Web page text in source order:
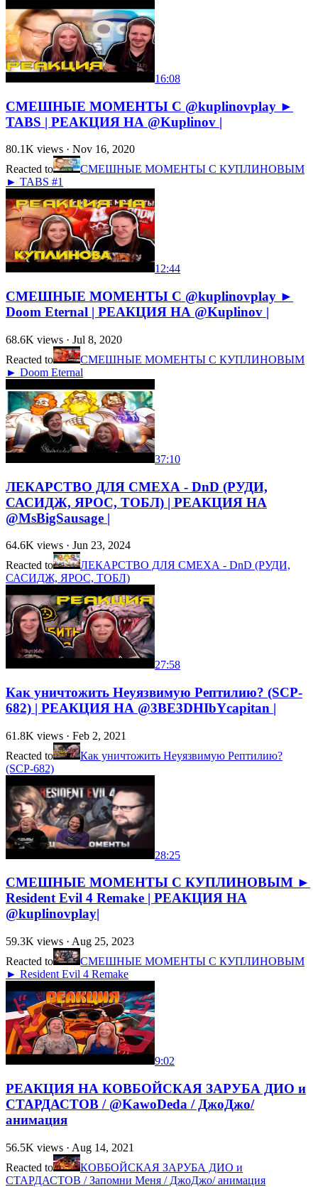
16:08
СМЕШНЫЕ МОМЕНТЫ С @kuplinovplay ►
TABS | РЕАКЦИЯ НА @Kuplinov |
80.1K views · Nov 16, 2020
Reacted to
СМЕШНЫЕ МОМЕНТЫ С КУПЛИНОВЫМ
► TABS #1
12:44
СМЕШНЫЕ МОМЕНТЫ С @kuplinovplay ►
Doom Eternal | РЕАКЦИЯ НА @Kuplinov |
68.6K views · Jul 8, 2020
Reacted to
СМЕШНЫЕ МОМЕНТЫ С КУПЛИНОВЫМ
► Doom Eternal
37:10
ЛЕКАРСТВО ДЛЯ СМЕХА - DnD (РУДИ,
САСИДЖ, ЯРОС, ТОБЛ) | РЕАКЦИЯ НА
@MsBigSausage |
64.6K views · Jun 23, 2024
Reacted to
ЛЕКАРСТВО ДЛЯ СМЕХА - DnD (РУДИ,
САСИДЖ, ЯРОС, ТОБЛ)
27:58
Как уничтожить Неуязвимую Рептилию? (SCP-
682) | РЕАКЦИЯ НА @3BE3DHIbYcapitan |
61.8K views · Feb 2, 2021
Reacted to
Как уничтожить Неуязвимую Рептилию?
(SCP-682)
28:25
СМЕШНЫЕ МОМЕНТЫ С КУПЛИНОВЫМ ►
Resident Evil 4 Remake | РЕАКЦИЯ НА
@kuplinovplay|
59.3K views · Aug 25, 2023
Reacted to
СМЕШНЫЕ МОМЕНТЫ С КУПЛИНОВЫМ
► Resident Evil 4 Remake
9:02
РЕАКЦИЯ НА КОВБОЙСКАЯ ЗАРУБА ДИО и
СТАРДАСТОВ / @KawoDeda / ДжоДжо/
анимация
56.5K views · Aug 14, 2021
Reacted to
КОВБОЙСКАЯ ЗАРУБА ДИО и
СТАРДАСТОВ / Запомни Меня / ДжоДжо/ анимация